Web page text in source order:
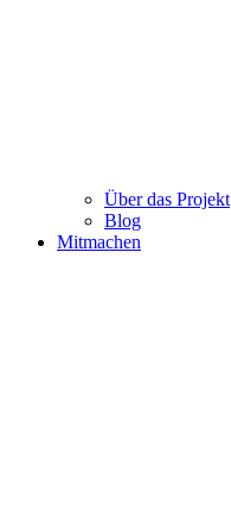
Über das Projekt
Blog
Mitmachen